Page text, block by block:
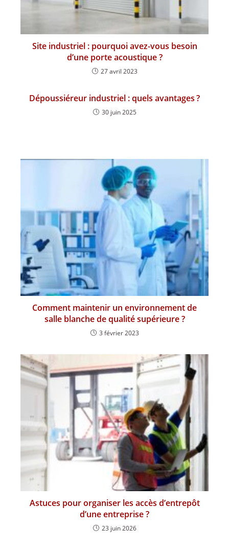
Site industriel : pourquoi avez-vous besoin
d’une porte acoustique ?
27 avril 2023
Dépoussiéreur industriel : quels avantages ?
30 juin 2025
Comment maintenir un environnement de
salle blanche de qualité supérieure ?
3 février 2023
Astuces pour organiser les accès d’entrepôt
d’une entreprise ?
23 juin 2026